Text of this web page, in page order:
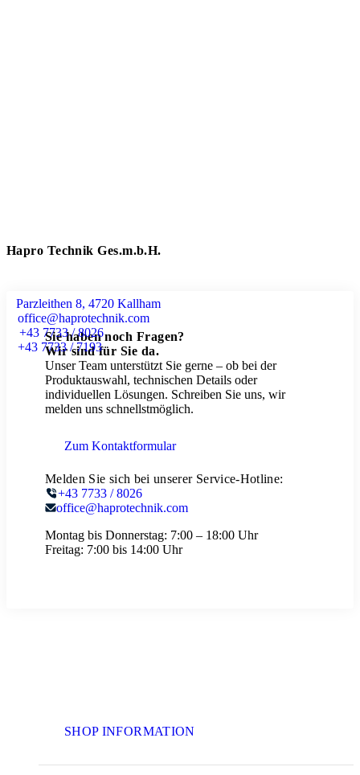
Hapro Technik Ges.m.b.H.
Parzleithen 8, 4720 Kallham
office@haprotechnik.com
+43 7733 / 8026
+43 7733 / 7193
Sie haben noch Fragen?
Wir sind für Sie da.
Unser Team unterstützt Sie gerne – ob bei der
Produktauswahl, technischen Details oder
individuellen Lösungen. Schreiben Sie uns, wir
melden uns schnellstmöglich.
Zum Kontaktformular
Melden Sie sich bei unserer Service-Hotline:
+43 7733 / 8026
office@haprotechnik.com
Montag bis Donnerstag: 7:00 – 18:00 Uhr
Freitag: 7:00 bis 14:00 Uhr
SHOP INFORMATION